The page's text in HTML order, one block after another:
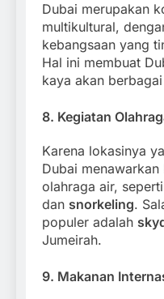
Dubai merupakan
multikultural,
kebangsaan yang
Hal ini membuat
kaya akan
8. Kegiatan
Karena lokasinya
Dubai
olahraga air, seperti
dan snorkeling.
populer adalah
Jumeirah.
9. Makanan